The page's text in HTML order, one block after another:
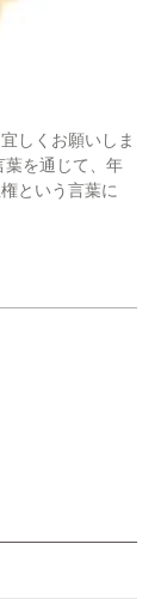
しくお願いしま
葉を通じて、年
という言葉に